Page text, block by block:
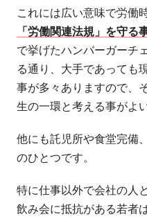
これには広い意味で労働
「労働関連法規」を守る
で挙げたハンバーガーチ
る通り、大手であっても
事が多々ありますので、
生の一環と考える事がよ
他にも託児所や食堂完備
のひとつです。
特に仕事以外で会社の人
飲み会に抵抗がある若者